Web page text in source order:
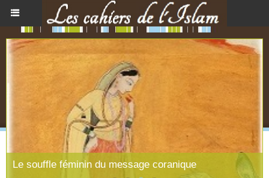
Le souffle féminin du message coranique